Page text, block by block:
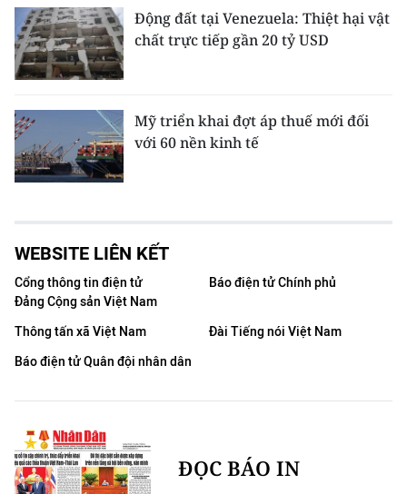
Động đất tại Venezuela: Thiệt hại vật
chất trực tiếp gần 20 tỷ USD
Mỹ triển khai đợt áp thuế mới đối
với 60 nền kinh tế
WEBSITE LIÊN KẾT
Cổng thông tin điện tử
Đảng Cộng sản Việt Nam
Báo điện tử Chính phủ
Thông tấn xã Việt Nam
Đài Tiếng nói Việt Nam
Báo điện tử Quân đội nhân dân
ĐỌC BÁO IN